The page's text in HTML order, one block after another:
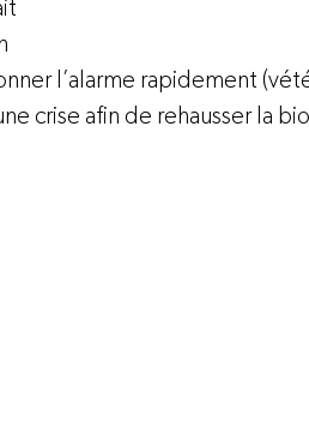
l’alarme rapidement
crise afin de rehausser la